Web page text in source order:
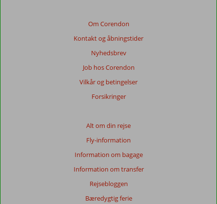
Om Corendon
Kontakt og åbningstider
Nyhedsbrev
Job hos Corendon
Vilkår og betingelser
Forsikringer
Alt om din rejse
Fly-information
Information om bagage
Information om transfer
Rejsebloggen
Bæredygtig ferie